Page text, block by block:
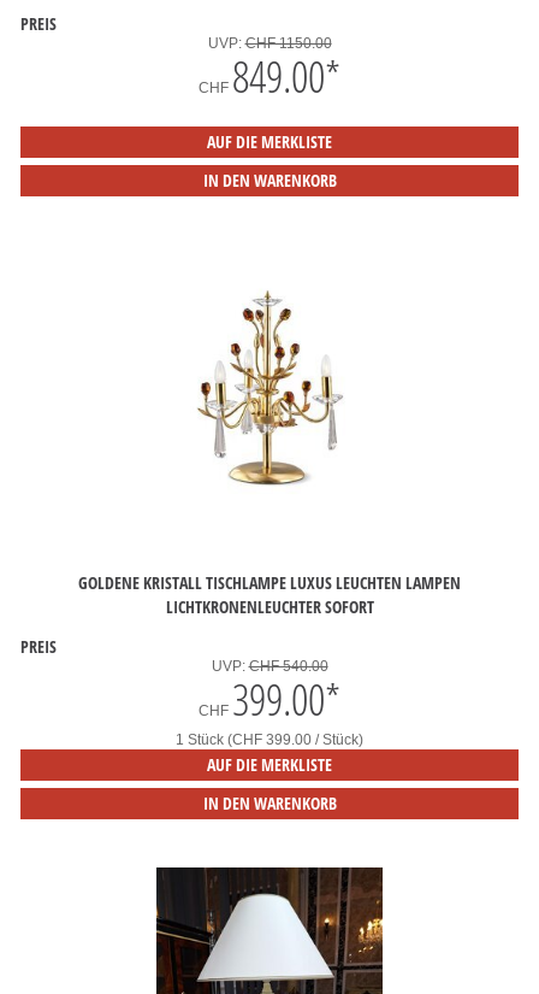
PREIS
UVP:CHF 1150.00
CHF 849.00*
AUF DIE MERKLISTE
IN DEN WARENKORB
GOLDENE KRISTALL TISCHLAMPE LUXUS LEUCHTEN LAMPEN
LICHTKRONENLEUCHTER SOFORT
PREIS
UVP:CHF 540.00
CHF 399.00*
1 Stück (CHF 399.00 / Stück)
AUF DIE MERKLISTE
IN DEN WARENKORB